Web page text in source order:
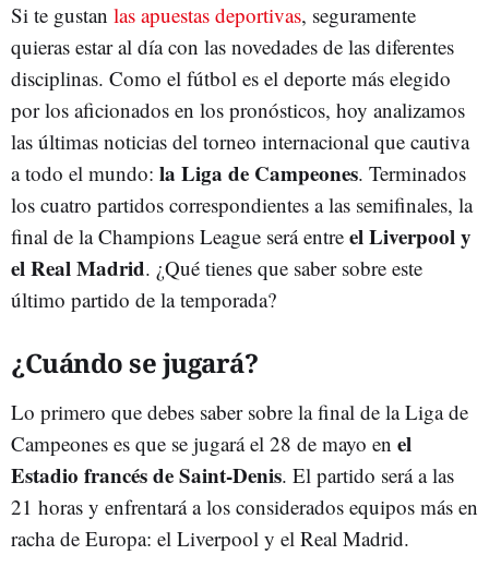
Si te gustan las apuestas deportivas, seguramente
quieras estar al día con las novedades de las diferentes
disciplinas. Como el fútbol es el deporte más elegido
por los aficionados en los pronósticos, hoy analizamos
las últimas noticias del torneo internacional que cautiva
a todo el mundo: la Liga de Campeones. Terminados
los cuatro partidos correspondientes a las semifinales, la
final de la Champions League será entre el Liverpool y
el Real Madrid. ¿Qué tienes que saber sobre este
último partido de la temporada?
¿Cuándo se jugará?
Lo primero que debes saber sobre la final de la Liga de
Campeones es que se jugará el 28 de mayo en el
Estadio francés de Saint-Denis. El partido será a las
21 horas y enfrentará a los considerados equipos más en
racha de Europa: el Liverpool y el Real Madrid.